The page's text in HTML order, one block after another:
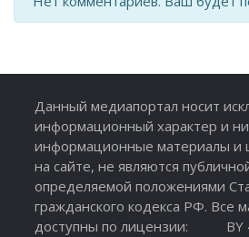
Данный медиапортал носит
информационный характер и ни
информационные материалы
на сайте, не являются
определяемой положениями
гражданского кодекса РФ. Все
доступны по лицензии:
BY